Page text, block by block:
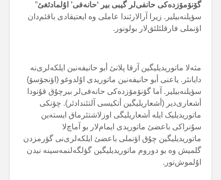
گۆنۆمۆزدەکی حانفی‌لر گیبی بیر ‘حانەفی’ اۇلمادئغئ”
سؤیلنەبیلیر. زیرا آرالارئندا عاملی وە ایعتیقادی باقئم‌دان
اؤنملی فارقلئلئق‌لار بولونور.
مثەلا ماتوریدیلیگین آرقا پلانئ أبو حانیفەنین ایلکەلری‌نە
دایانئر. یاعنی أبو حانیفەنین ماتوریدی اۇلدوغو (اؤنجۆسۆ)
سؤیلنەبیلیر. آما گۆنۆمۆزدەکی حانەفی‌لر بیرچۇق قۇنودا
أشعاری‌دیر (أشعاریلیگین أتکیسی آلتئندادئر). چۆنکی
ماتوریدیلیک ایلە أشعاریلیگی اوزلاشتئرماق ایستەین
سۇنراکی باعضئ ماتوریدی ایمام‌لار بو آماچ‌لا
ماتوریدیلیگین چۇق اؤنملی باعضئ ایلکەلری‌نی گؤرمزدن
گلمیش وە بو دوروم ماتوریدیلیگین گؤلگەلنمەسینە نیدن
اۇلموش‌تور.